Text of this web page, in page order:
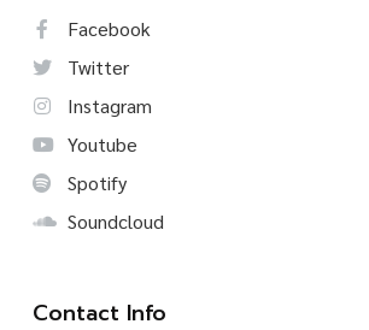
Facebook
Twitter
Instagram
Youtube
Spotify
Soundcloud
Contact Info